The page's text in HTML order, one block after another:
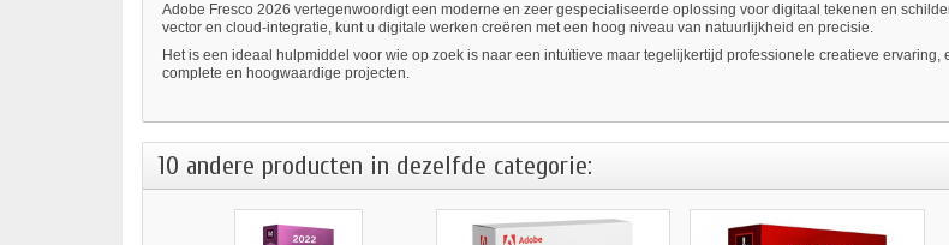
Adobe Fresco 2026 vertegenwoordigt een moderne en zeer gespecialiseerde oplossing voor digitaal tekenen en
vector en cloud-integratie, kunt u digitale werken creëren met een hoog niveau van natuurlijkheid en precisie.
Het is een ideaal hulpmiddel voor wie op zoek is naar een intuïtieve maar tegelijkertijd professionele creatieve
complete en hoogwaardige projecten.
10 andere producten in dezelfde categorie: